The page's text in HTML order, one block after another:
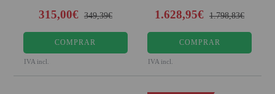
315,00€ 349,39€
COMPRAR
IVA incl.
1.628,95€ 1.798,83€
COMPRAR
IVA incl.